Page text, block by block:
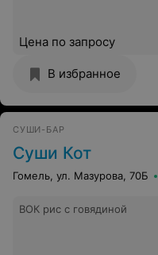
Цена по запросу
В избранное
СУШИ-БАР
Суши Кот
Гомель, ул. Мазурова, 70Б
ВОК рис с говядиной